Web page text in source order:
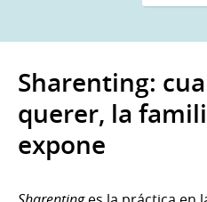
Sharenting:
querer, la
expone